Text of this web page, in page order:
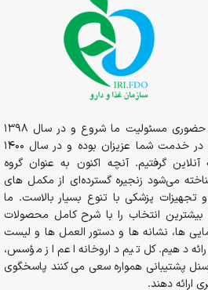
از سال 1394در قالب داروخانه حضوری مسئولیت ما شروع و در سال 1398
داروخانه به صورت شبانه روزی در خدمت شما عزیزان بوده و در سال 1400
آنلاین گرفتیم. آنچه اکنون به عنوان گروه
می‌شود زنجیره گسترده‌ای از مکمل های
تجهیزات پزشکی با تنوع بسیار بالاست. ما
انتخاب را با شرح کامل محصولات
ها، نشانه ها و دستور العمل ها و لیست
دهیم. کل تیم داروخانه اعم از مؤسس،
پشتیبانی همواره سعی می کنند پاسخگوی
ارائه دهند.